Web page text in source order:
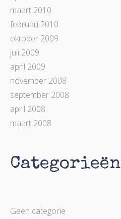
maart 2010
februari 2010
oktober 2009
juli 2009
april 2009
november 2008
september 2008
april 2008
maart 2008
Categorieën
Geen categorie